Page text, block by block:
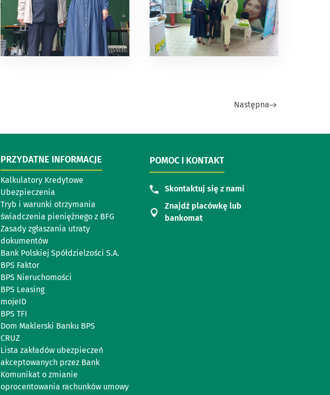
Następna
PRZYDATNE INFORMACJE
Kalkulatory Kredytowe
Ubezpieczenia
Tryb i warunki otrzymania
świadczenia pieniężnego z BFG
Zasady zgłaszania utraty
dokumentów
Bank Polskiej Spółdzielzości S.A.
BPS Faktor
BPS Nieruchomości
BPS Leasing
mojeID
BPS TFI
Dom Maklerski Banku BPS
CRUZ
Lista zakładów ubezpieczeń
akceptowanych przez Bank
Komunikat o zmianie
oprocentowania rachunków umowy
POMOC I KONTAKT
Skontaktuj się z nami
Znajdź placówkę lub
bankomat